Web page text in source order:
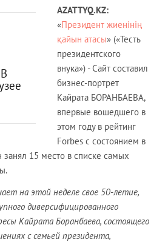
AZATTYQ.KZ:
«Президент жиенінің
қайын атасы» («Тесть
президентского
внука») - Сайт составил
бизнес-портрет
Кайрата БОРАНБАЕВА,
впервые вошедшего в
этом году в рейтинг
Forbes с состоянием в
15 место в списке самых
на этой неделе свое 50-летие,
диверсифицированного
Кайрата Боранбаева, состоящего
с семьей президента,